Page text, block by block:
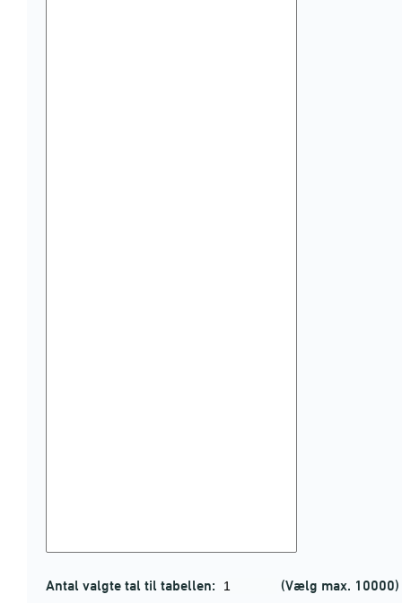
Antal valgte tal til tabellen: (Vælg max. 10000)